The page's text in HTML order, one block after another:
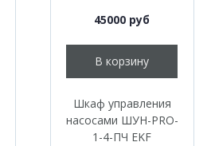
45000 руб
В корзину
Шкаф управления
насосами ШУН-PRO-
1-4-ПЧ EKF